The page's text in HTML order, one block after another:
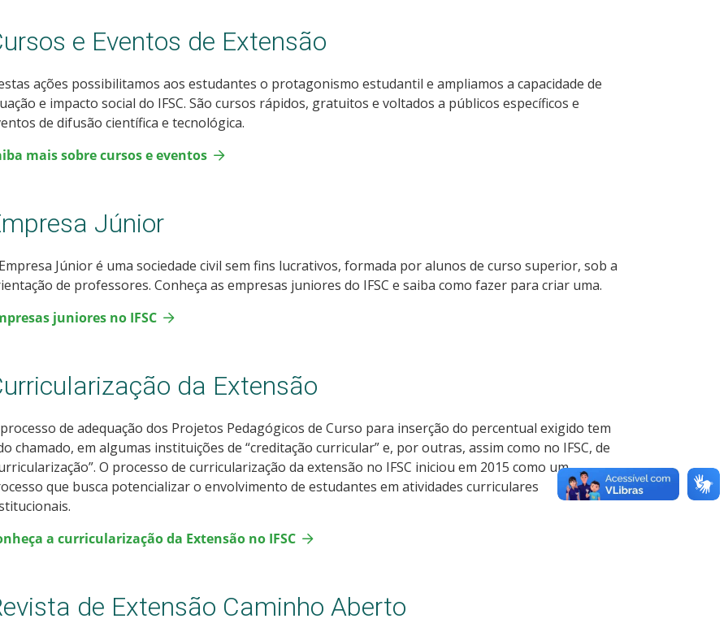
e Eventos de Extensão
ações possibilitamos aos estudantes o protagonismo estudantil e ampliamos a capacidade de
e impacto social do IFSC. São cursos rápidos, gratuitos e voltados a públicos específicos e
de difusão científica e tecnológica.
mais sobre cursos e eventos
Júnior
Júnior é uma sociedade civil sem fins lucrativos, formada por alunos de curso superior, sob a
de professores. Conheça as empresas juniores do IFSC e saiba como fazer para criar uma.
juniores no IFSC
da Extensão
de adequação dos Projetos Pedagógicos de Curso para inserção do percentual exigido tem
chamado, em algumas instituições de “creditação curricular” e, por outras, assim como no IFSC, de
O processo de curricularização da extensão no IFSC iniciou em 2015 como um
que busca potencializar o envolvimento de estudantes em atividades curriculares
a curricularização da Extensão no IFSC
de Extensão Caminho Aberto